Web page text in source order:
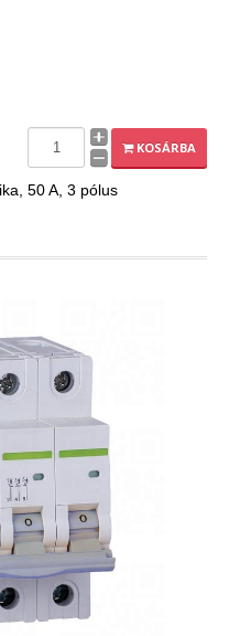
KOSÁRBA
50 A, 3 pólus